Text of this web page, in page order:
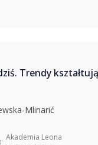
Trendy
Mlinarić
Akademia Leona